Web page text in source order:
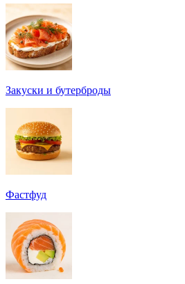
Закуски и бутерброды
Фастфуд